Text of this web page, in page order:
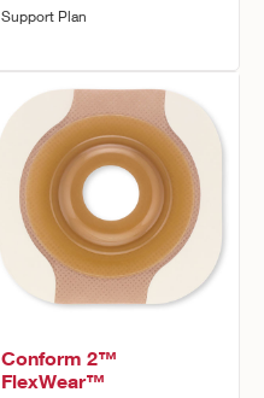
Support Plan
Conform 2™
FlexWear™